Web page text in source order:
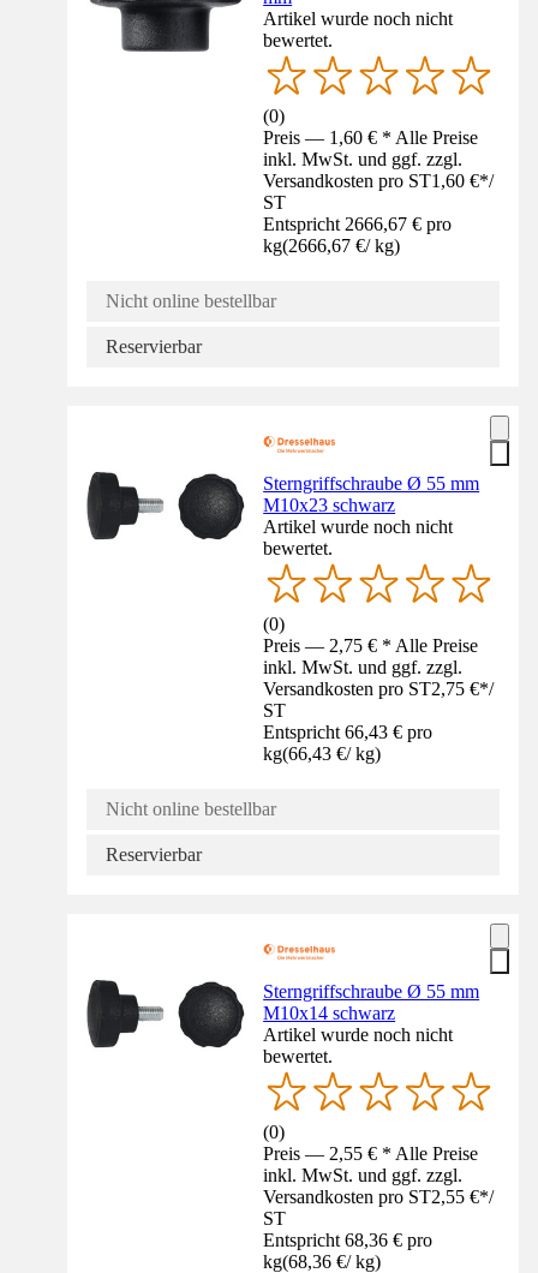
Artikel wurde noch nicht
bewertet.
(0)
Preis — 1,60 € * Alle Preise
inkl. MwSt. und ggf. zzgl.
Versandkosten pro ST1,60 €*/
ST
Entspricht 2666,67 € pro
kg(2666,67 €/ kg)
Nicht online bestellbar
Reservierbar
Sterngriffschraube Ø 55 mm
M10x23 schwarz
Artikel wurde noch nicht
bewertet.
(0)
Preis — 2,75 € * Alle Preise
inkl. MwSt. und ggf. zzgl.
Versandkosten pro ST2,75 €*/
ST
Entspricht 66,43 € pro
kg(66,43 €/ kg)
Nicht online bestellbar
Reservierbar
Sterngriffschraube Ø 55 mm
M10x14 schwarz
Artikel wurde noch nicht
bewertet.
(0)
Preis — 2,55 € * Alle Preise
inkl. MwSt. und ggf. zzgl.
Versandkosten pro ST2,55 €*/
ST
Entspricht 68,36 € pro
kg(68,36 €/ kg)